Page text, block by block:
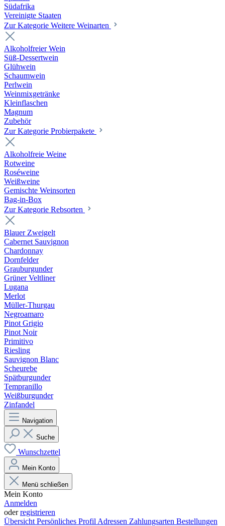
Südafrika
Vereinigte Staaten
Zur Kategorie Weitere Weinarten
Alkoholfreier Wein
Süß-Dessertwein
Glühwein
Schaumwein
Perlwein
Weinmixgetränke
Kleinflaschen
Magnum
Zubehör
Zur Kategorie Probierpakete
Alkoholfreie Weine
Rotweine
Roséweine
Weißweine
Gemischte Weinsorten
Bag-in-Box
Zur Kategorie Rebsorten
Blauer Zweigelt
Cabernet Sauvignon
Chardonnay
Dornfelder
Grauburgunder
Grüner Veltliner
Lugana
Merlot
Müller-Thurgau
Negroamaro
Pinot Grigio
Pinot Noir
Primitivo
Riesling
Sauvignon Blanc
Scheurebe
Spätburgunder
Tempranillo
Weißburgunder
Zinfandel
Navigation
Suche
Wunschzettel
Mein Konto
Menü schließen
Mein Konto
Anmelden
oderregistrieren
Übersicht Persönliches Profil Adressen Zahlungsarten Bestellungen